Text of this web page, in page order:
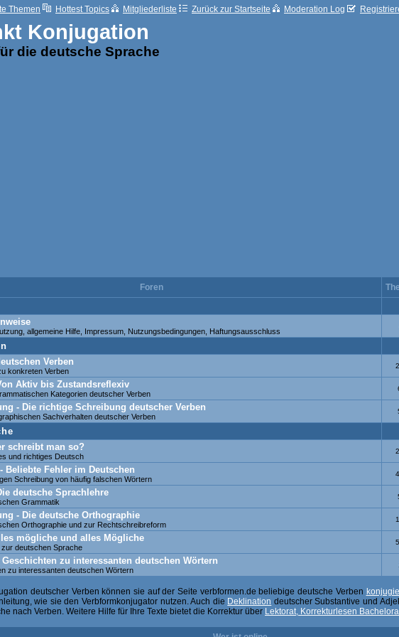
Themen Hottest Topics Mitgliederliste Zurück zur Startseite Moderation Log
Konjugation
die deutsche Sprache
Foren
allgemeine Hilfe, Impressum, Nutzungsbedingungen, Haftungsausschluss
Verben
konkreten Verben
Aktiv bis Zustandsreflexiv
Kategorien deutscher Verben
- Die richtige Schreibung deutscher Verben
Sachverhalten deutscher Verben
schreibt man so?
und richtiges Deutsch
Beliebte Fehler im Deutschen
Schreibung von häufig falschen Wörtern
deutsche Sprachlehre
Grammatik
- Die deutsche Orthographie
Orthographie und zur Rechtschreibreform
mögliche und alles Mögliche
deutschen Sprache
zu interessanten deutschen Wörtern
zu interessanten deutschen Wörtern
deutscher Verben können sie auf der Seite verbformen.de beliebige deutsche Verben
wie sie den Verbformkonjugator nutzen. Auch die Deklination deutscher Substantive und
nach Verben. Weitere Hilfe für Ihre Texte bietet die Korrektur über Lektorat, Korrekturlesen